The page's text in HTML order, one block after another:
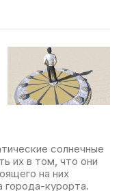
солнечные
их в том, что они
на них
курорта.